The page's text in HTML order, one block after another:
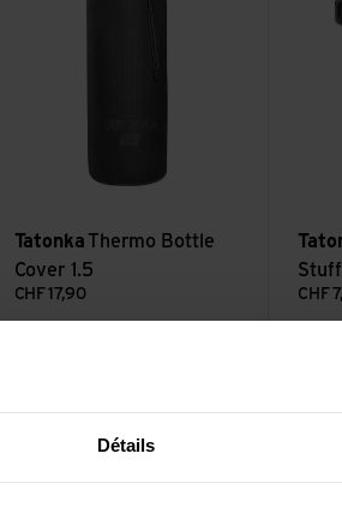
Détails
Tatonka Thermo Bottle
Cover 1.5
CHF17,90 CHF